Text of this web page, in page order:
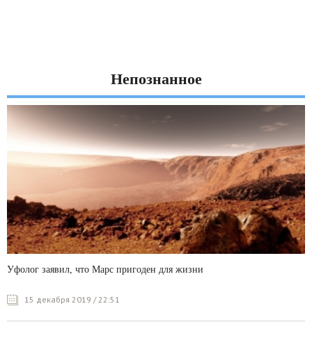
Непознанное
Уфолог заявил, что Марс пригоден для жизни
15 декабря 2019 / 22:51